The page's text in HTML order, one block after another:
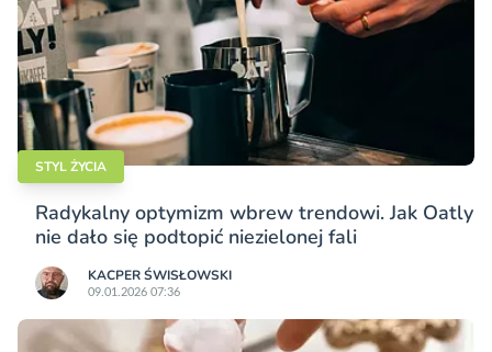
STYL ŻYCIA
Radykalny optymizm wbrew trendowi. Jak Oatly
nie dało się podtopić niezielonej fali
KACPER ŚWISŁO­WSKI
09.01.2026 07:36